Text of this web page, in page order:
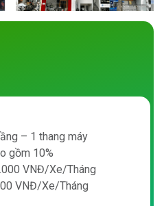
– 1 thang máy
gồm 10%
VNĐ/Xe/Tháng
VNĐ/Xe/Tháng